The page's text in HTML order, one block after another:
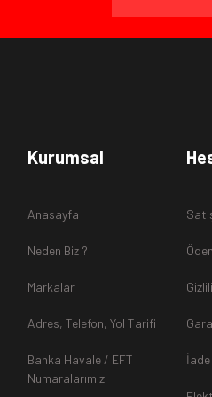
sitesinden almış
ürünlerin "Gönderici Ödemeli”
Kurumsal
Anasayfa
Neden Biz ?
Markalar
Adres, Telefon, Yol Tarifi
Banka Havale / EFT
Numaralarımız
İade